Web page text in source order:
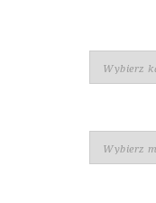
przepisów